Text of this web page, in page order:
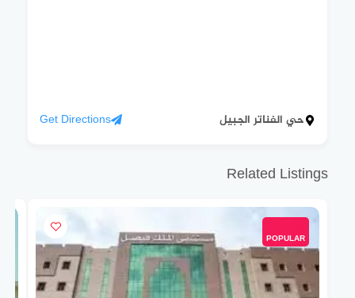
حي الفناتر الجبيل Get Directions
Related Listings
POPULAR